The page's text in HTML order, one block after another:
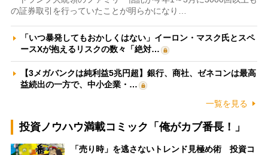
の証券取引を行っていたことが明らかになり…
「いつ暴発してもおかしくはない」イーロン・マスク氏とスペ
ースXが抱えるリスクの数々「絶対…
【3メガバンクは純利益5兆円超】銀行、商社、ゼネコンは最高
益続出の一方で、中小企業・…
一覧を見る
投資ノウハウ満載コミック「俺がカブ番長！」
「売り時」を逃さないトレンド見極め術 投資コ